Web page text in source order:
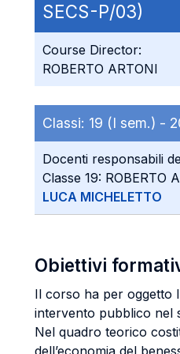
SECS-P/03)
Course Director:
ROBERTO ARTONI
Classi: 19 (I sem.) -
Docenti responsabili
Classe 19: ROBERTO
LUCA MICHELETTO
Obiettivi
Il corso ha per oggetto
intervento pubblico nel
Nel quadro teorico
dell’economia del